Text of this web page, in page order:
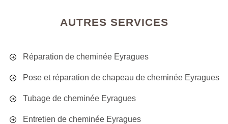
AUTRES SERVICES
Réparation de cheminée Eyragues
Pose et réparation de chapeau de cheminée Eyragues
Tubage de cheminée Eyragues
Entretien de cheminée Eyragues